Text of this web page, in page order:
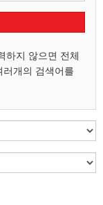
하지 않으면 전체
개의 검색어를